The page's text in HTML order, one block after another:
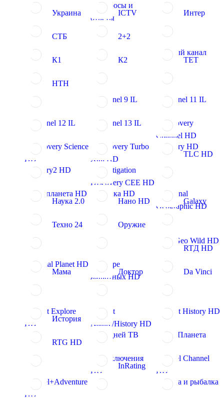
Вопросы и
ответы
Украина ICTV Интер
СТБ
2+2
Новый канал
К1
К2 ТЕТ
НТН
Channel 9 IL
Channel 11 IL
Channel 12 IL Channel 13 IL
Discovery
Channel HD
Discovery Science
HD
Discovery Turbo
Xtra HD
History HD
History2 HD
Investigation
Discovery CEE HD
TLC HD
Моя планета HD Эврика HD
National
Geographic HD
Наука 2.0 Нано HD Galaxy
Техно 24
Оружие
Nat Geo Wild HD
Animal Planet HD
В мире
животных HD
RTД HD
Мама Доктор Da Vinci
Viasat Explore
HD
Viasat
Nature/History HD
Viasat History HD
История
365 дней ТВ
Моя Планета
RTG HD
Приключения
HD
Travel Channel
HD
Travel+Adventure
HD
InRating
Охота и рыбалка